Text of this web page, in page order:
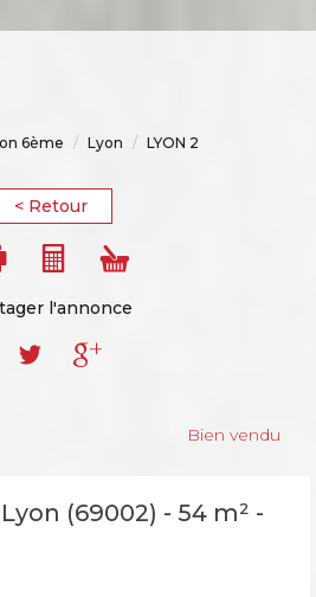
6ème Lyon LYON 2
< Retour
l'annonce
Bien vendu
(69002) - 54 m² -